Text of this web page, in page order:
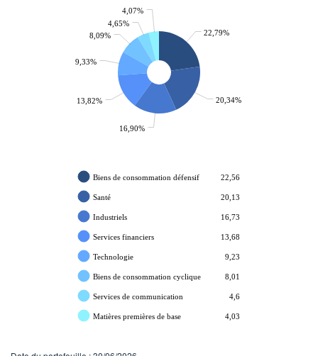
22,79%
20,34%
16,90%
13,82%
9,33%
8,09%
4,65%
4,07%
Biens de consommation défensif 22,56
Santé 20,13
Industriels 16,73
Services financiers 13,68
Technologie 9,23
Biens de consommation cyclique 8,01
Services de communication 4,6
Matières premières de base 4,03